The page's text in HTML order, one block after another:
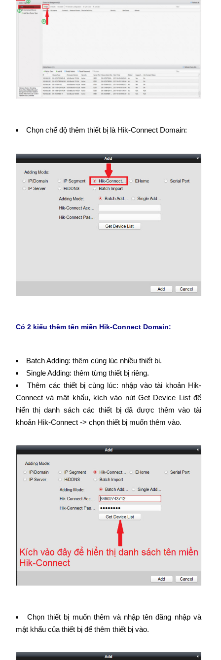
Chọn chế độ thêm thiết bị là Hik-Connect Domain:
Có 2 kiểu thêm tên miền Hik-Connect Domain:
Batch Adding: thêm cùng lúc nhiều thiết bị.
Single Adding: thêm từng thiết bị riêng.
Thêm các thiết bị cùng lúc: nhập vào tài khoản Hik-
Connect và mật khẩu, kích vào nút Get Device List để
hiển thị danh sách các thiết bị đã được thêm vào tài
khoản Hik-Connect -> chọn thiết bị muốn thêm vào.
Chọn thiết bị muốn thêm và nhập tên đăng nhập và
mật khẩu của thiết bị để thêm thiết bị vào.